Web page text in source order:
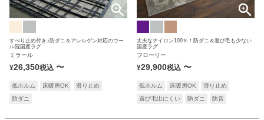
すべり止め付き♪防ダニ＆アレルゲン対応のウー
ル混国産ラグ
ミラール
¥26,350税込 〜
低ホルム 床暖房OK
滑り止め
防ダニ
丈夫なナイロン100％！防ダニ＆遊び毛も少ない
国産ラグ
フローリー
¥29,900税込 〜
低ホルム 床暖房OK
滑り止め
遊び毛出にくい
防ダニ 防音